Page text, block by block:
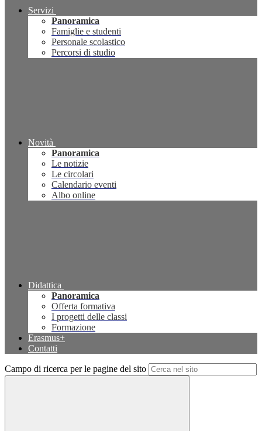
Servizi
Panoramica
Famiglie e studenti
Personale scolastico
Percorsi di studio
Novità
Panoramica
Le notizie
Le circolari
Calendario eventi
Albo online
Didattica
Panoramica
Offerta formativa
I progetti delle classi
Formazione
Erasmus+
Contatti
Campo di ricerca per le pagine del sito